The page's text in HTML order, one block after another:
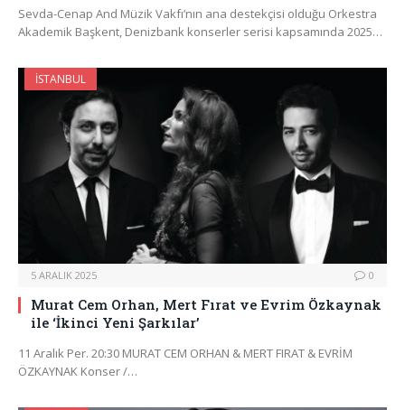
Sevda-Cenap And Müzik Vakfı’nın ana destekçisi olduğu Orkestra
Akademik Başkent, Denizbank konserler serisi kapsamında 2025…
İSTANBUL
5 ARALIK 2025 0
Murat Cem Orhan, Mert Fırat ve Evrim Özkaynak
ile ‘İkinci Yeni Şarkılar’
11 Aralık Per. 20:30 MURAT CEM ORHAN & MERT FIRAT & EVRİM
ÖZKAYNAK Konser /…